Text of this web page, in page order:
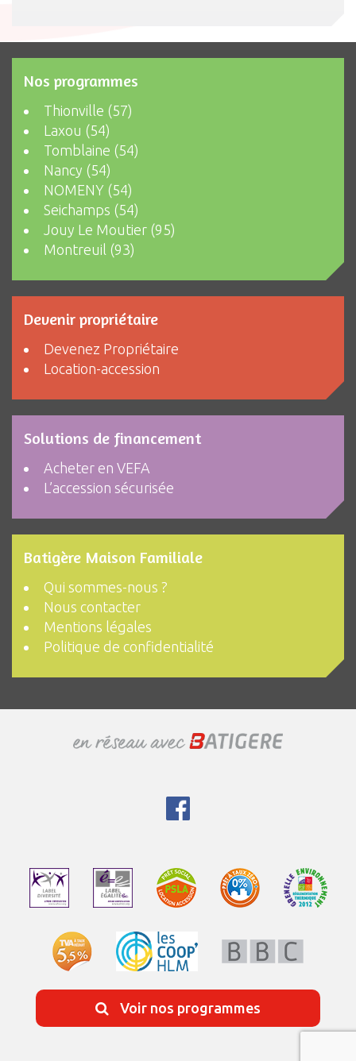
Voir nos programmes
Nos programmes
Thionville (57)
Laxou (54)
Tomblaine (54)
Nancy (54)
NOMENY (54)
Seichamps (54)
Jouy Le Moutier (95)
Montreuil (93)
Devenir propriétaire
Devenez Propriétaire
Location-accession
Solutions de financement
Acheter en VEFA
L’accession sécurisée
Batigère Maison Familiale
Qui sommes-nous ?
Nous contacter
Mentions légales
Politique de confidentialité